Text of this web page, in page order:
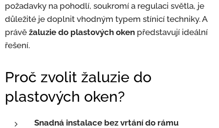
požadavky na pohodlí, soukromí a regulaci světla, je
důležité je doplnit vhodným typem stínicí techniky. A
právě žaluzie do plastových oken představují ideální
řešení.
Proč zvolit žaluzie do
plastových oken?
Snadná instalace bez vrtání do rámu